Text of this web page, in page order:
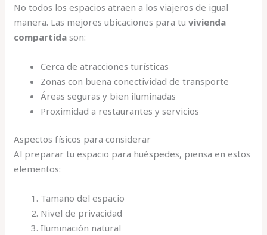
No todos los espacios atraen a los viajeros de igual
manera. Las mejores ubicaciones para tuvivienda
compartida son:
Cerca de atracciones turísticas
Zonas con buena conectividad de transporte
Áreas seguras y bien iluminadas
Proximidad a restaurantes y servicios
Aspectos físicos para considerar
Al preparar tu espacio para huéspedes, piensa en estos
elementos:
Tamaño del espacio
Nivel de privacidad
Iluminación natural